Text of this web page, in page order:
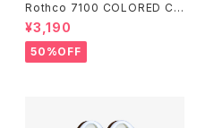
Rothco 7100 COLORED CA
MO BDU SHORTS
¥3,190
50%OFF